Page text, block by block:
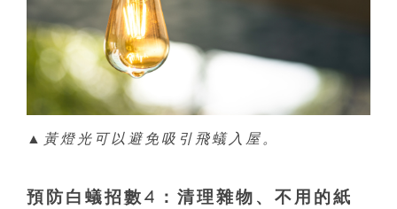
▲黃燈光可以避免吸引飛蟻入屋。
預防白蟻招數4：清理雜物、不用的紙